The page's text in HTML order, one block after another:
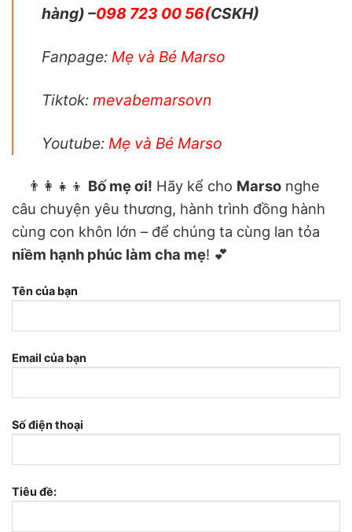
hàng) –098 723 00 56(CSKH)
Fanpage: Mẹ và Bé Marso
Tiktok: mevabemarsovn
Youtube: Mẹ và Bé Marso
👨‍👩‍👧‍👦 Bố mẹ ơi! Hãy kể cho Marso nghe
câu chuyện yêu thương, hành trình đồng hành
cùng con khôn lớn – để chúng ta cùng lan tỏa
niềm hạnh phúc làm cha mẹ! 💕
Tên của bạn
Email của bạn
Số điện thoại
Tiêu đề: